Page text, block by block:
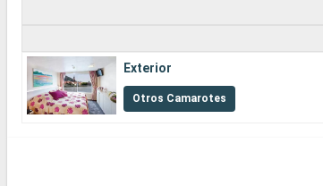
Exterior
Otros Camarotes